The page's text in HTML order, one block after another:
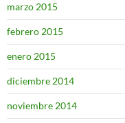
marzo 2015
febrero 2015
enero 2015
diciembre 2014
noviembre 2014